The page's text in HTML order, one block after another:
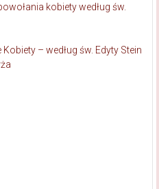
kobiety według św.
– według św. Edyty Stein